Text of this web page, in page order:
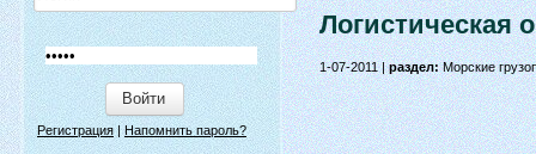
Войти
Регистрация|Напомнить пароль?
Логистическая
1-07-2011 |раздел:Морские